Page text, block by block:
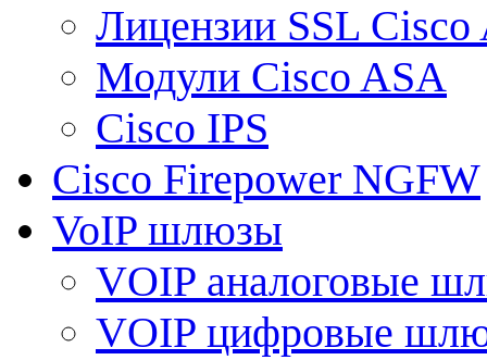
Лицензии SSL Cisco
Модули Cisco ASA
Cisco IPS
Cisco Firepower NGFW
VoIP шлюзы
VOIP аналоговые
VOIP цифровые